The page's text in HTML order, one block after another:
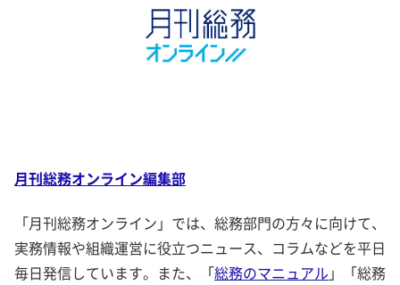
月刊総務オンライン編集部
「月刊総務オンライン」では、総務部門の方々に向けて、
実務情報や組織運営に役立つニュース、コラムなどを平日
毎日発信しています。また、「総務のマニュアル 」「総務